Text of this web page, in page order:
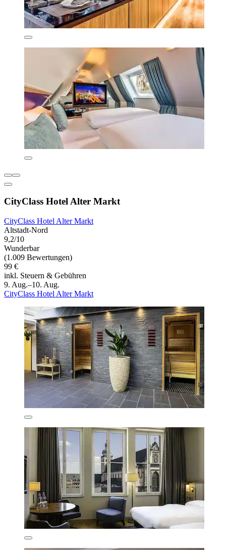
CityClass Hotel Alter Markt
CityClass Hotel Alter Markt
Altstadt-Nord
9,2/10
Wunderbar
(1.009 Bewertungen)
99 €
inkl. Steuern & Gebühren
9. Aug.–10. Aug.
CityClass Hotel Alter Markt